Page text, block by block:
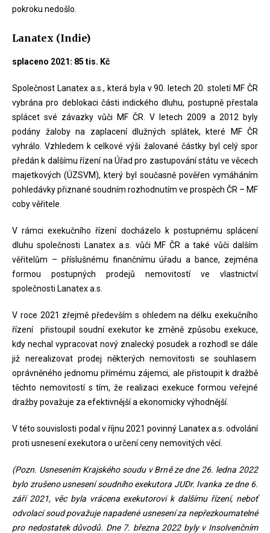
pokroku nedošlo.
Lanatex (Indie)
splaceno 2021: 85 tis. Kč
Společnost Lanatex a.s., která byla v 90. letech 20. století MF ČR
vybrána pro deblokaci části indického dluhu, postupně přestala
splácet své závazky vůči MF ČR. V letech 2009 a 2012 byly
podány žaloby na zaplacení dlužných splátek, které MF ČR
vyhrálo. Vzhledem k celkové výši žalované částky byl celý spor
předán k dalšímu řízení na Úřad pro zastupování státu ve věcech
majetkových (ÚZSVM), který byl současně pověřen vymáháním
pohledávky přiznané soudním rozhodnutím ve prospěch ČR – MF
coby věřitele.
V rámci exekučního řízení docházelo k postupnému splácení
dluhu společnosti Lanatex a.s. vůči MF ČR a také vůči dalším
věřitelům – příslušnému finančnímu úřadu a bance, zejména
formou postupných prodejů nemovitostí ve vlastnictví
společnosti Lanatex a.s.
V roce 2021 zřejmě především s ohledem na délku exekučního
řízení přistoupil soudní exekutor ke změně způsobu exekuce,
kdy nechal vypracovat nový znalecký posudek a rozhodl se dále
již nerealizovat prodej některých nemovitosti se souhlasem
oprávněného jednomu přímému zájemci, ale přistoupit k dražbě
těchto nemovitostí s tím, že realizaci exekuce formou veřejné
dražby považuje za efektivnější a ekonomicky výhodnější.
V této souvislosti podal v říjnu 2021 povinný Lanatex a.s. odvolání
proti usnesení exekutora o určení ceny nemovitých věcí.
(Pozn. Usnesením Krajského soudu v Brně ze dne 26. ledna 2022
bylo zrušeno usnesení soudního exekutora JUDr. Ivanka ze dne 6.
září 2021, věc byla vrácena exekutorovi k dalšímu řízení, neboť
odvolací soud považuje napadené usnesení za nepřezkoumatelné
pro nedostatek důvodů. Dne 7. března 2022 byly v Insolvenčním